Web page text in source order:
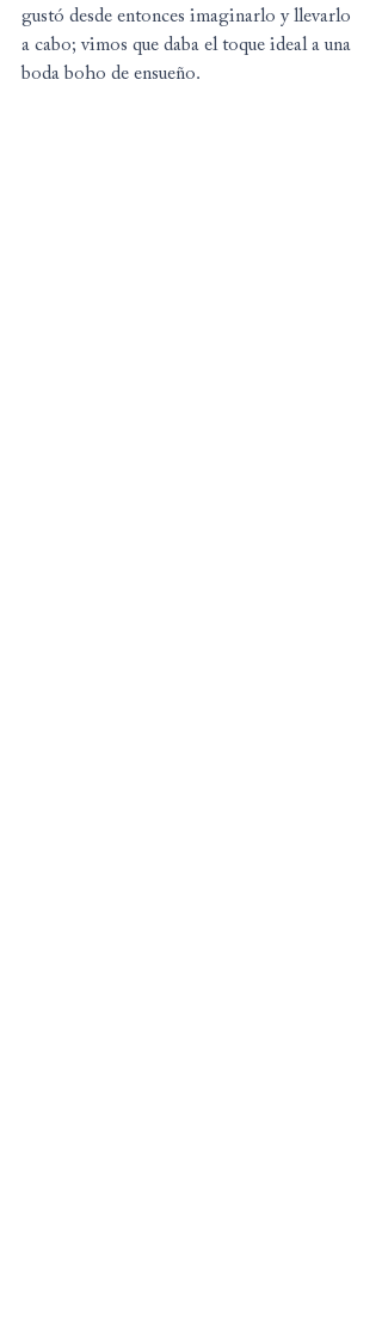
gustó desde entonces imaginarlo y llevarlo
a cabo; vimos que daba el toque ideal a una
boda boho de ensueño.